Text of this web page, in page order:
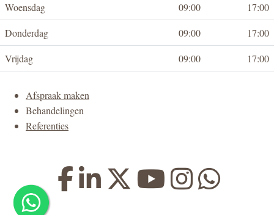
Woensdag
09:00
17:00
Donderdag
09:00
17:00
Vrijdag
09:00 17:00
Afspraak maken
Behandelingen
Referenties